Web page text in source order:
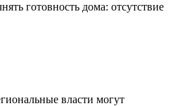
готовность дома: отсутствие
власти могут